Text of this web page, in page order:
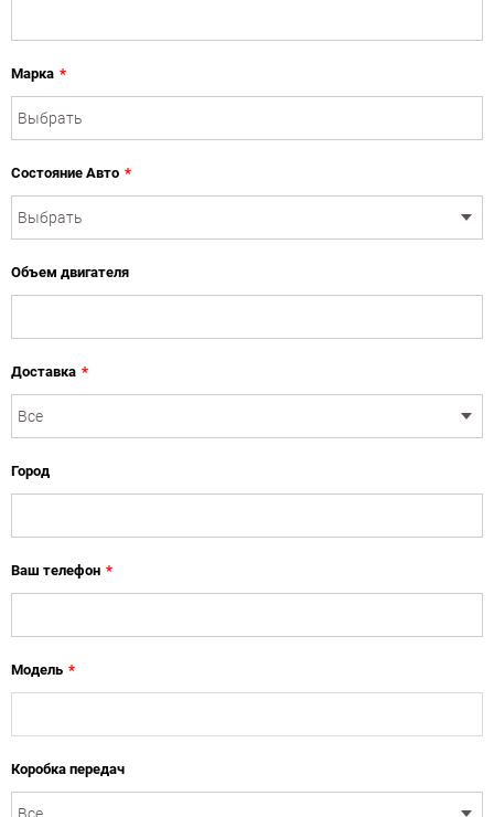
Марка *
Состояние Авто *
Объем двигателя
Доставка *
Город
Ваш телефон *
Модель *
Коробка передач